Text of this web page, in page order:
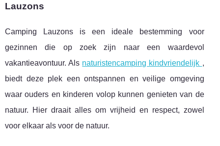
Lauzons
Camping Lauzons is een ideale bestemming voor
gezinnen die op zoek zijn naar een waardevol
vakantieavontuur. Als naturistencamping kindvriendelijk ,
biedt deze plek een ontspannen en veilige omgeving
waar ouders en kinderen volop kunnen genieten van de
natuur. Hier draait alles om vrijheid en respect, zowel
voor elkaar als voor de natuur.